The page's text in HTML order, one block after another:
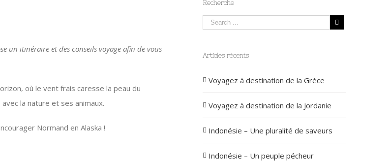
un itinéraire et des conseils voyage afin de vous
où le vent frais caresse la peau du
la nature et ses animaux.
Normand en Alaska !
Recherche
Articles récents
Voyagez à destination de la Grèce
Voyagez à destination de la Jordanie
Indonésie – Une pluralité de saveurs
Indonésie – Un peuple pécheur